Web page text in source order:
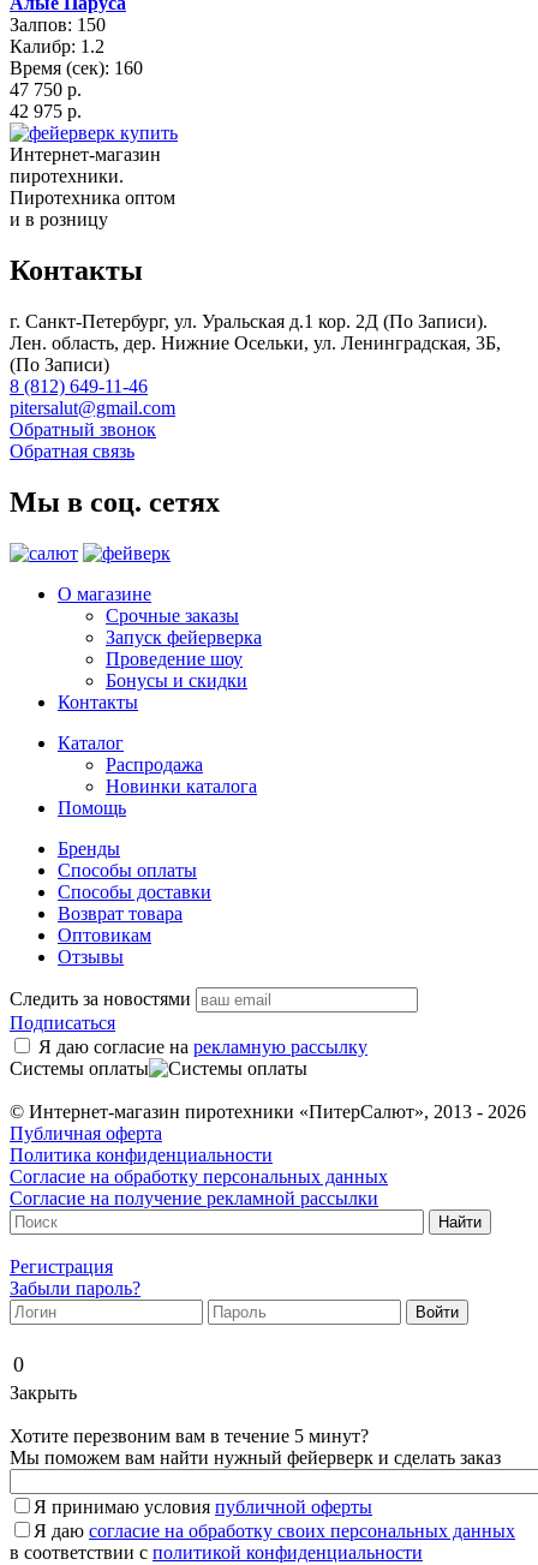
Залпов: 150
Калибр: 1.2
Время (сек): 160
47 750 р.
42 975 р.
Интернет-магазин
пиротехники.
Пиротехника оптом
и в розницу
Контакты
г. Санкт-Петербург, ул. Уральская д.1 кор. 2Д (По Записи).
Лен. область, дер. Нижние Осельки, ул. Ленинградская, 3Б,
(По Записи)
8 (812) 649-11-46
pitersalut@gmail.com
Обратный звонок
Обратная связь
Мы в соц. сетях
О магазине
Срочные заказы
Запуск фейерверка
Проведение шоу
Бонусы и скидки
Контакты
Каталог
Распродажа
Новинки каталога
Помощь
Бренды
Способы оплаты
Способы доставки
Возврат товара
Оптовикам
Отзывы
Следить за новостями
Подписаться
Я даю согласие на рекламную рассылку
Системы оплаты
© Интернет-магазин пиротехники «ПитерСалют», 2013 - 2026
Публичная оферта
Политика конфиденциальности
Согласие на обработку персональных данных
Согласие на получение рекламной рассылки
Регистрация
Забыли пароль?
0
Закрыть
Хотите перезвоним вам в течение 5 минут?
Мы поможем вам найти нужный фейерверк и сделать заказ
Я принимаю условия публичной оферты
Я даю согласие на обработку своих персональных данных
в соответствии с политикой конфиденциальности